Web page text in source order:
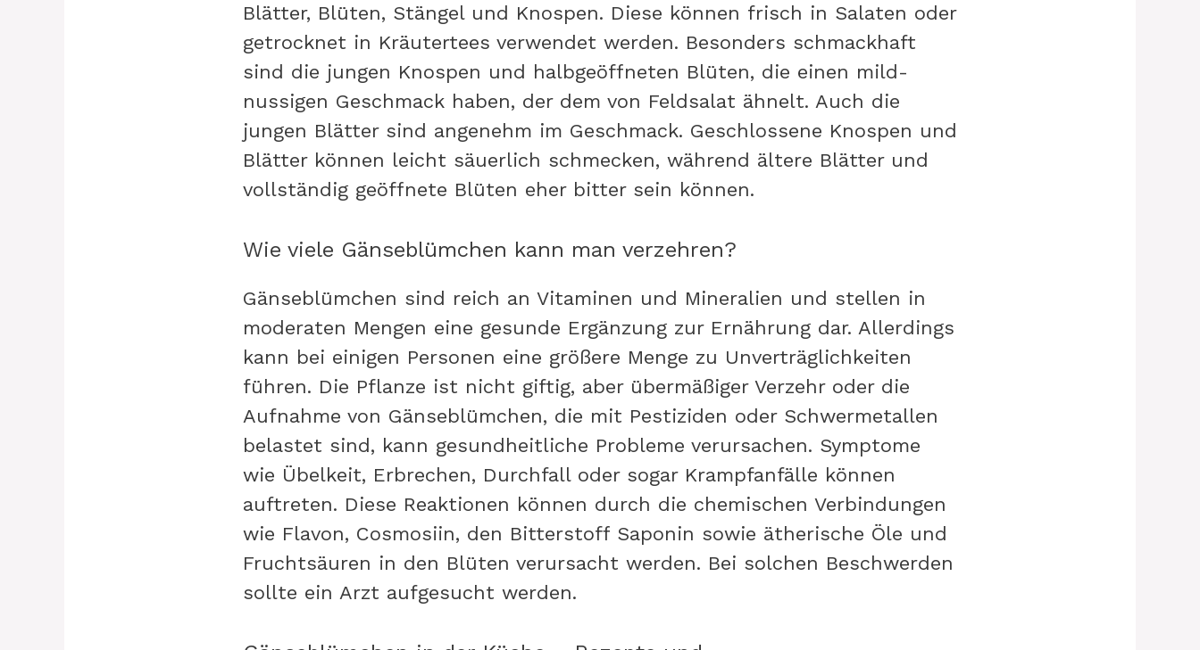
Blätter, Blüten, Stängel und Knospen. Diese können frisch in Salaten oder
getrocknet in Kräutertees verwendet werden. Besonders schmackhaft
sind die jungen Knospen und halbgeöffneten Blüten, die einen mild-
nussigen Geschmack haben, der dem von Feldsalat ähnelt. Auch die
jungen Blätter sind angenehm im Geschmack. Geschlossene Knospen und
Blätter können leicht säuerlich schmecken, während ältere Blätter und
vollständig geöffnete Blüten eher bitter sein können.
Wie viele Gänseblümchen kann man verzehren?
Gänseblümchen sind reich an Vitaminen und Mineralien und stellen in
moderaten Mengen eine gesunde Ergänzung zur Ernährung dar. Allerdings
kann bei einigen Personen eine größere Menge zu Unverträglichkeiten
führen. Die Pflanze ist nicht giftig, aber übermäßiger Verzehr oder die
Aufnahme von Gänseblümchen, die mit Pestiziden oder Schwermetallen
belastet sind, kann gesundheitliche Probleme verursachen. Symptome
wie Übelkeit, Erbrechen, Durchfall oder sogar Krampfanfälle können
auftreten. Diese Reaktionen können durch die chemischen Verbindungen
wie Flavon, Cosmosiin, den Bitterstoff Saponin sowie ätherische Öle und
Fruchtsäuren in den Blüten verursacht werden. Bei solchen Beschwerden
sollte ein Arzt aufgesucht werden.